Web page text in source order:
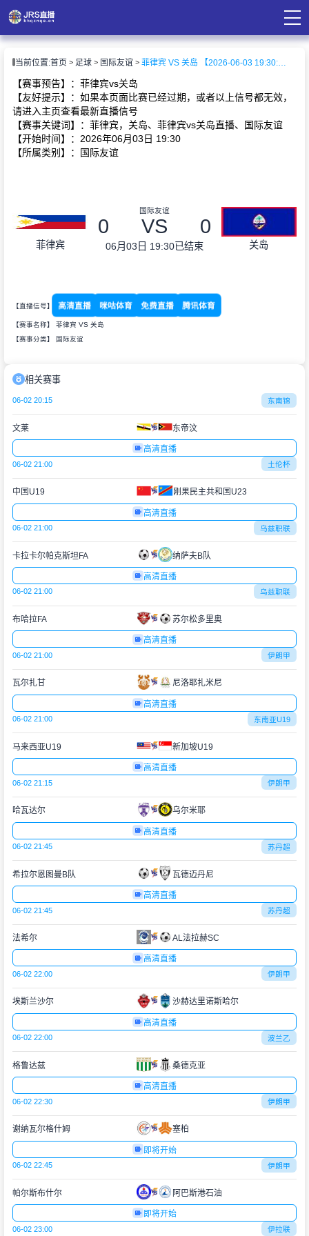
播
讯
当前位置:首页 足球 国际友谊 菲律宾 VS 关岛 【2026-06-03 19:30:00】
【赛事预告】：菲律宾vs关岛
【友好提示】：如果本页面比赛已经过期，或者以上信号都无效，
请进入主页查看最新直播信号
【赛事关键词】：菲律宾，关岛、菲律宾vs关岛直播、国际友谊
【开始时间】：2026年06月03日 19:30
【所属类别】：国际友谊
菲律宾
国际友谊
0 VS 0
06月03日 19:30已结束 关岛
【直播信号】 高清直播 咪咕体育 免费直播 腾讯体育
【赛事名称】 菲律宾 VS 关岛
【赛事分类】 国际友谊
相关赛事
06-02 20:15 东南锦
文莱 东帝汶
高清直播
06-02 21:00 土伦杯
中国U19 刚果民主共和国U23
高清直播
06-02 21:00 乌兹职联
卡拉卡尔帕克斯坦FA 纳萨夫B队
高清直播
06-02 21:00 乌兹职联
布哈拉FA 苏尔松多里奥
高清直播
06-02 21:00 伊朗甲
瓦尔扎甘 尼洛耶扎米尼
高清直播
06-02 21:00 东南亚U19
马来西亚U19 新加坡U19
高清直播
06-02 21:15 伊朗甲
哈瓦达尔 乌尔米耶
高清直播
06-02 21:45 苏丹超
希拉尔恩图曼B队 瓦德迈丹尼
高清直播
06-02 21:45 苏丹超
法希尔 AL法拉赫SC
高清直播
06-02 22:00 伊朗甲
埃斯兰沙尔 沙赫达里诺斯哈尔
高清直播
06-02 22:00 波兰乙
格鲁达兹 桑德克亚
高清直播
06-02 22:30 伊朗甲
谢纳瓦尔格什姆 塞柏
即将开始
06-02 22:45 伊朗甲
帕尔斯布什尔 阿巴斯港石油
即将开始
06-02 23:00 伊拉联